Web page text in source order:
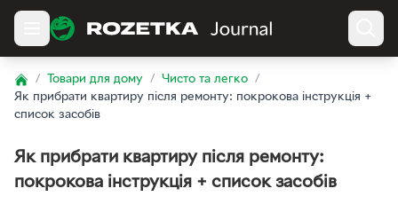
Home
/ Товари для дому / Чисто та легко
/
Як прибрати квартиру після ремонту: покрокова інструкція +
список засобів
Як прибрати квартиру після ремонту:
покрокова інструкція + список засобів